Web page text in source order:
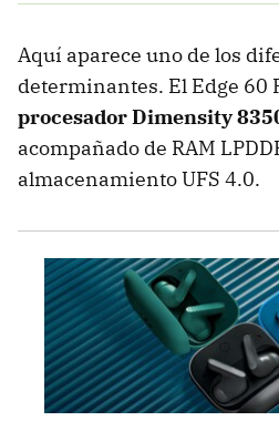
Aquí aparece uno de los
determinantes. El Edge 60
procesadorDimensity
acompañado de RAM
almacenamiento UFS 4.0.